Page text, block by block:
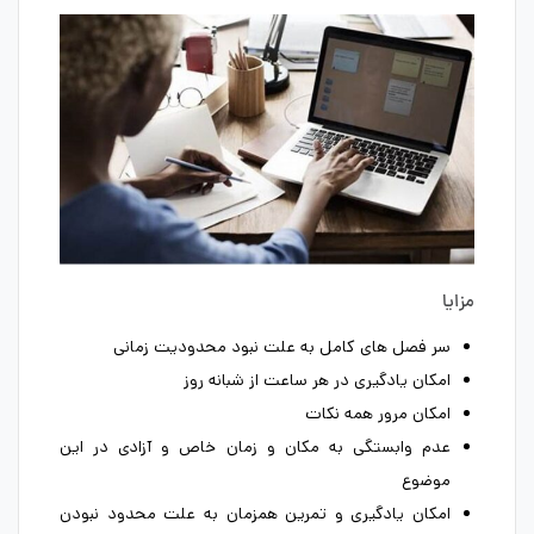
مزایا
سر فصل های کامل به علت نبود محدودیت زمانی
امکان یادگیری در هر ساعت از شبانه روز
امکان مرور همه نکات
عدم وابستگی به مکان و زمان خاص و آزادی در این
موضوع
امکان یادگیری و تمرین همزمان به علت محدود نبودن